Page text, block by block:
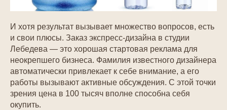
И хотя результат вызывает множество вопросов, есть
и свои плюсы. Заказ экспресс-дизайна в студии
Лебедева — это хорошая стартовая реклама для
неокрепшего бизнеса. Фамилия известного дизайнера
автоматически привлекает к себе внимание, а его
работы вызывают активные обсуждения. С этой точки
зрения цена в 100 тысяч вполне способна себя
окупить.